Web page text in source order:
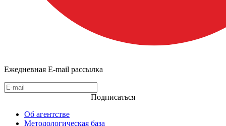
Ежедневная E-mail рассылка
Подписаться
Об агентстве
Методологическая база